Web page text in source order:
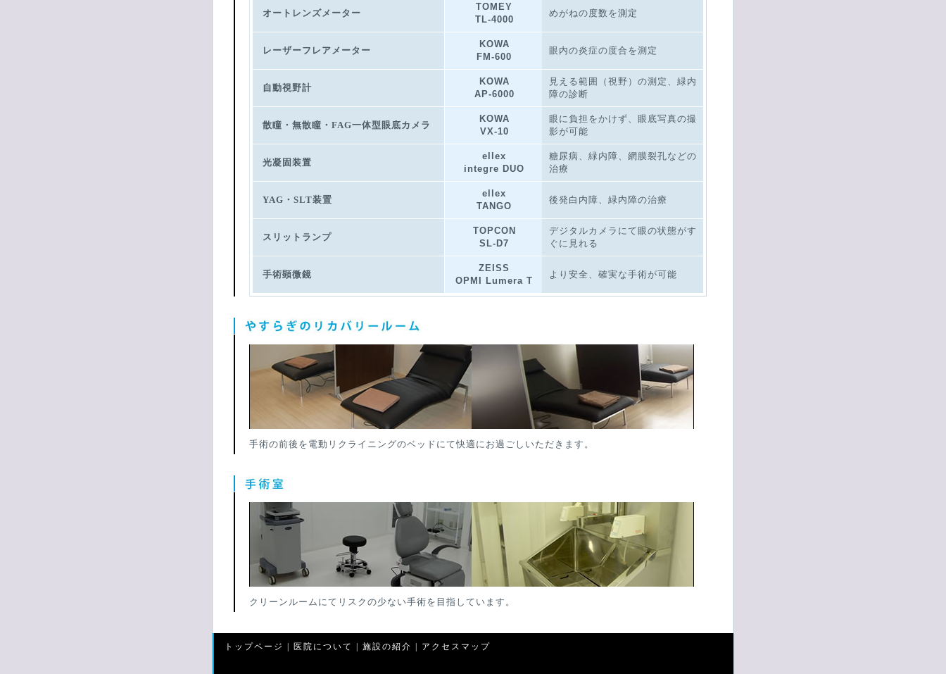
オートレンズメーター
TOMEY
TL-4000
めがねの度数を測定
レーザーフレアメーター
KOWA
FM-600
眼内の炎症の度合を測定
自動視野計
KOWA
AP-6000
見える範囲（視野）の測定、緑内
障の診断
散瞳・無散瞳・FAG一体型眼底カメラ
KOWA
VX-10
眼に負担をかけず、眼底写真の撮
影が可能
光凝固装置
ellex
integre DUO
糖尿病、緑内障、網膜裂孔などの
治療
YAG・SLT装置
ellex
TANGO
後発白内障、緑内障の治療
スリットランプ
TOPCON
SL-D7
デジタルカメラにて眼の状態がす
ぐに見れる
手術顕微鏡
ZEISS
OPMI Lumera T
より安全、確実な手術が可能
手術の前後を電動リクライニングのベッドにて快適にお過ごしいただきます。
クリーンルームにてリスクの少ない手術を目指しています。
トップページ 医院について 施設の紹介 アクセスマップ